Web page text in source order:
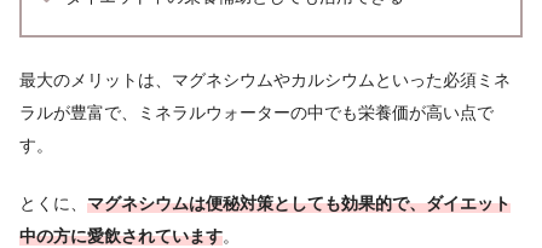
最大のメリットは、マグネシウムやカルシウムといった必須ミネ
ラルが豊富で、ミネラルウォーターの中でも栄養価が高い点で
す。
とくに、 マグネシウムは便秘対策としても効果的で、ダイエット
中の方に愛飲されています。